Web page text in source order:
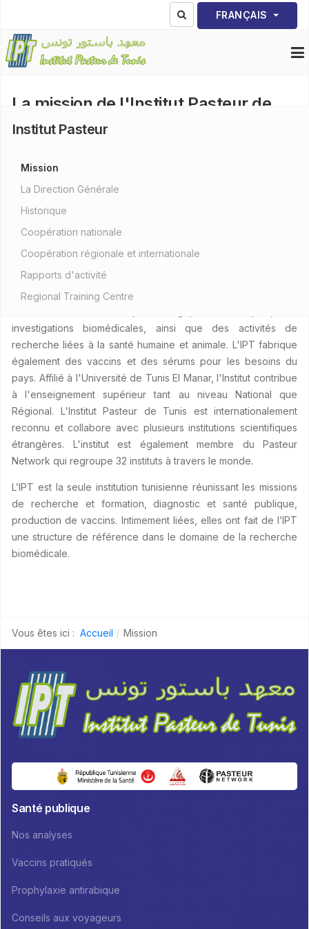
Sélectionnez votre
FRANÇAIS
La mission de l'Institut Pasteur de
Tunis
L'Institut Pasteur de Tunis (IPT) est un établissement de santé
publique relevant du ministère de la Santé. Sa mission consiste
investigations biomédicales, ainsi que des activités de
recherche liées à la santé humaine et animale. L'IPT fabrique
également des vaccins et des sérums pour les besoins du
pays. Affilié à l'Université de Tunis El Manar, l'Institut contribue
à l'enseignement supérieur tant au niveau National que
Régional. L'Institut Pasteur de Tunis est internationalement
reconnu et collabore avec plusieurs institutions scientifiques
étrangères. L'institut est également membre du Pasteur
Network qui regroupe 32 instituts à travers le monde.
L’IPT est la seule institution tunisienne réunissant les missions
de recherche et formation, diagnostic et santé publique,
production de vaccins. Intimement liées, elles ont fait de l’IPT
une structure de référence dans le domaine de la recherche
biomédicale.
Institut Pasteur
Mission
La Direction Générale
Historique
Coopération nationale
Coopération régionale et internationale
Rapports d'activité
Regional Training Centre
Vous êtes ici : Accueil Mission
Santé publique
Nos analyses
Vaccins pratiqués
Prophylaxie antirabique
Conseils aux voyageurs